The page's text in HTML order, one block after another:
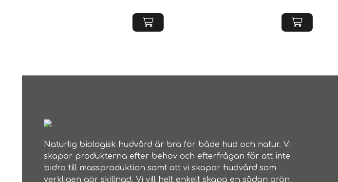
Naturlig biologisk hudvård är bra för både hud och natur. Vi
skapar produkterna efter behov och efterfrågan för att inte
bidra till massproduktion samt att vi skapar hudvård som
verkligen gör skillnad. Vi vill helt enkelt skapa en sådan grön